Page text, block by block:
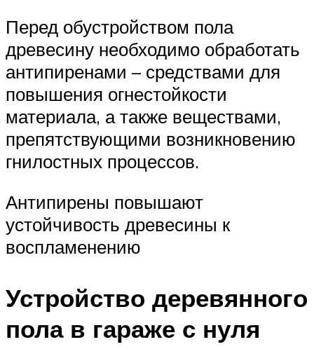
Перед обустройством пола
древесину необходимо обработать
антипиренами – средствами для
повышения огнестойкости
материала, а также веществами,
препятствующими возникновению
гнилостных процессов.
Антипирены повышают
устойчивость древесины к
воспламенению
Устройство деревянного
пола в гараже с нуля